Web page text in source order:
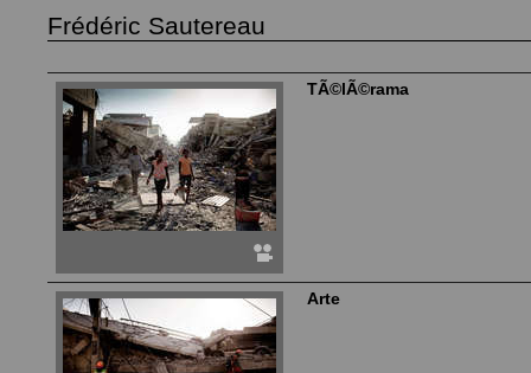
Frédéric Sautereau
TÃ©lÃ©rama
Arte